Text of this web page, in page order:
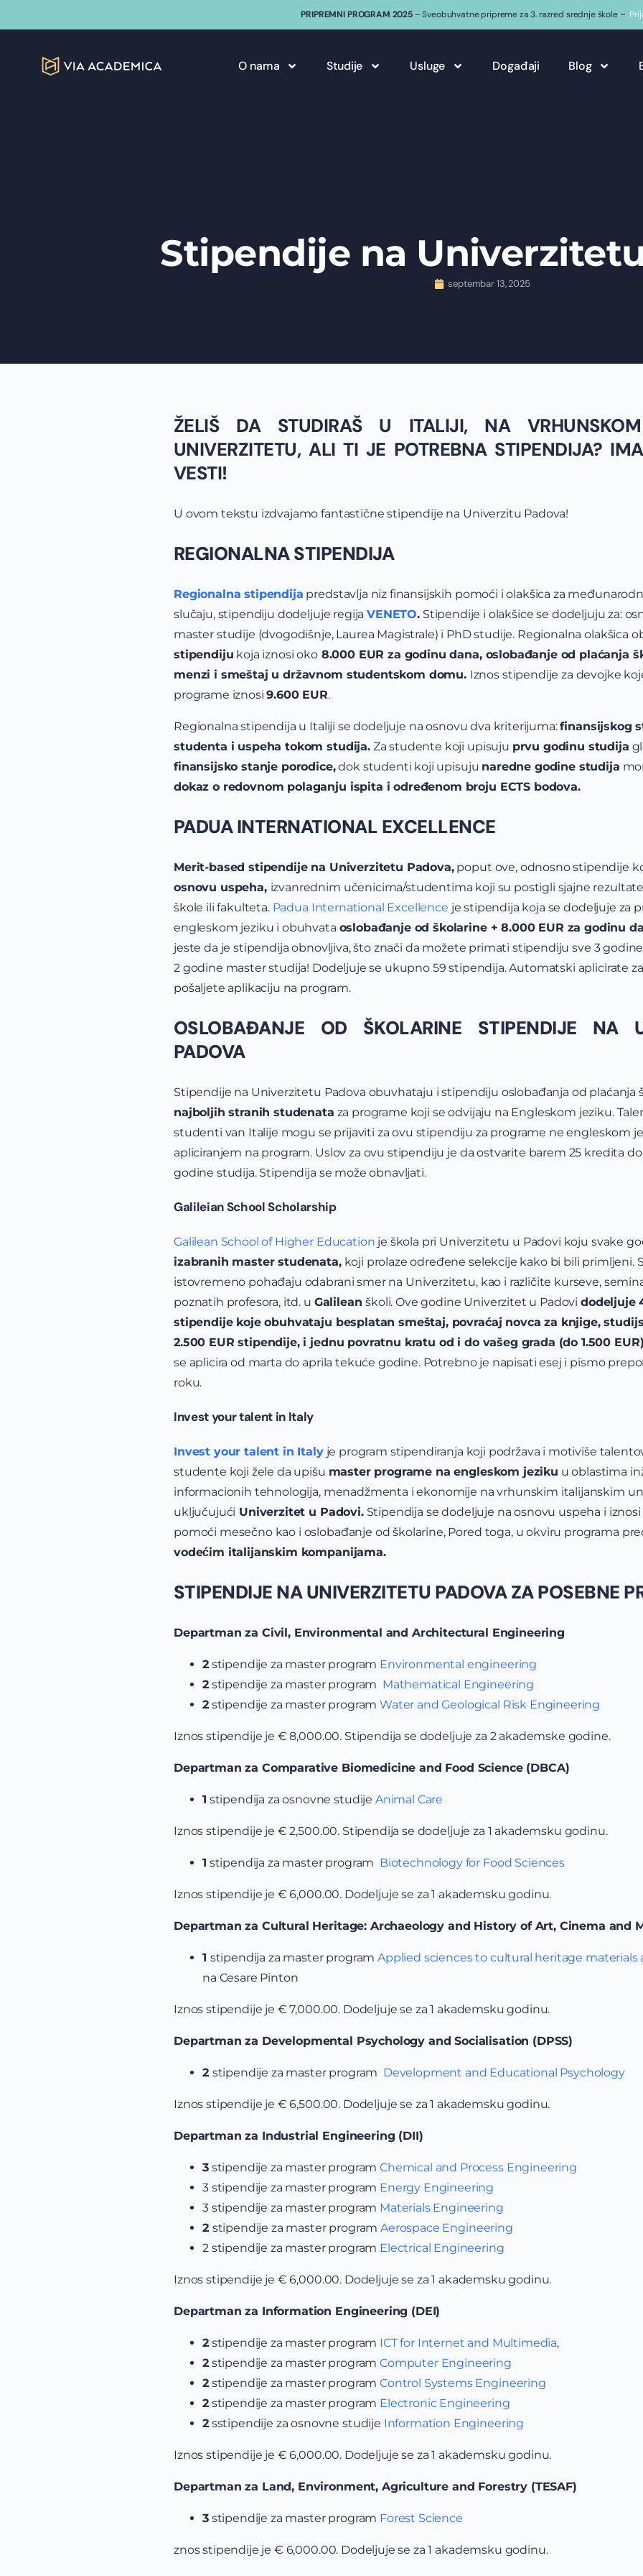
PRIPREMNI PROGRAM 2025– Sveobuhvatne pripreme za 3. razred srednje škole –
O nama Studije Usluge Događaji Blog
Stipendije na
septembar 13, 2025
ŽELIŠ DA STUDIRAŠ U ITALIJI, NA
UNIVERZITETU, ALI TI JE POTREBNA STIPENDIJA?
VESTI!
U ovom tekstu izdvajamo fantastične stipendije na Univerzitu Padova!
REGIONALNA STIPENDIJA
Regionalna stipendija predstavlja niz finansijskih pomoći i olakšica za
slučaju, stipendiju dodeljuje regijaVENETO.Stipendije i olakšice se dodeljuju za:
master studije (dvogodišnje, Laurea Magistrale) i PhD studije. Regionalna olakšica
stipendiju koja iznosi oko8.000 EUR za godinu dana, oslobađanje od plaćanja
menzi i smeštaj u državnom studentskom domu. Iznos stipendije za devojke
programe iznosi9.600 EUR.
Regionalna stipendija u Italiji se dodeljuje na osnovu dva kriterijuma:finansijskog
studenta i uspeha tokom studija.Za studente koji upisuju prvu godinu studija
finansijsko stanje porodice,dok studenti koji upisuju naredne godine studija
dokaz o redovnom polaganju ispita i određenom broju ECTS bodova.
PADUA INTERNATIONAL EXCELLENCE
Merit-based stipendije na Univerzitetu Padova,poput ove, odnosno stipendije
osnovu uspeha, izvanrednim učenicima/studentima koji su postigli sjajne
škole ili fakulteta. Padua International Excellence je stipendija koja se dodeljuje za
engleskom jeziku i obuhvata oslobađanje od školarine + 8.000 EUR za godinu
jeste da je stipendija obnovljiva, što znači da možete primati stipendiju sve 3
2 godine master studija! Dodeljuje se ukupno 59 stipendija. Automatski aplicirate
pošaljete aplikaciju na program.
OSLOBAĐANJE OD ŠKOLARINE STIPENDIJE NA
PADOVA
Stipendije na Univerzitetu Padova obuvhataju i stipendiju oslobađanja od plaćanja
najboljih stranih studenata za programe koji se odvijaju na Engleskom jeziku.
studenti van Italije mogu se prijaviti za ovu stipendiju za programe ne engleskom
apliciranjem na program. Uslov za ovu stipendiju je da ostvarite barem 25 kredita do
godine studija. Stipendija se može obnavljati.
Galileian School Scholarship
Galilean School of Higher Education je škola pri Univerzitetu u Padovi koju svake
izabranih master studenata,koji prolaze određene selekcije kako bi bili primljeni.
istovremeno pohađaju odabrani smer na Univerzitetu, kao i različite kurseve,
poznatih profesora, itd. u Galileanškoli. Ove godine Univerzitet u Padovidodeljuje
stipendije koje obuhvataju besplatan smeštaj, povraćaj novca za knjige,
2.500 EUR stipendije, i jednu povratnu kratu od i do vašeg grada (do 1.500
se aplicira od marta do aprila tekuće godine. Potrebno je napisati esej i pismo
roku.
Invest your talent in Italy
Invest your talent in Italyje program stipendiranja koji podržava i motiviše
studente koji žele da upišu master programe na engleskom jeziku u oblastima
informacionih tehnologija, menadžmenta i ekonomije na vrhunskim italijanskim
uključujući Univerzitet u Padovi.Stipendija se dodeljuje na osnovu uspeha i
pomoći mesečno kao i oslobađanje od školarine, Pored toga, u okviru programa
vodećim italijanskim kompanijama.
STIPENDIJE NA UNIVERZITETU PADOVA ZA POSEBNE
Departman za Civil, Environmental and Architectural Engineering
2stipendije za master program Environmental engineering
2stipendije za master program Mathematical Engineering
2stipendije za master programWater and Geological Risk Engineering
Iznos stipendije je € 8,000.00. Stipendija se dodeljuje za 2 akademske godine.
Departman za Comparative Biomedicine and Food Science (DBCA)
1 stipendija za osnovne studije Animal Care
Iznos stipendije je € 2,500.00. Stipendija se dodeljuje za 1 akademsku godinu.
1 stipendija za master program Biotechnology for Food Sciences
Iznos stipendije je € 6,000.00. Dodeljuje se za 1 akademsku godinu.
Departman za Cultural Heritage: Archaeology and History of Art, Cinema and
1 stipendija za master programApplied sciences to cultural heritage materials
na Cesare Pinton
Iznos stipendije je € 7,000.00. Dodeljuje se za 1 akademsku godinu.
Departman za Developmental Psychology and Socialisation (DPSS)
2 stipendije za master program Development and Educational Psychology
Iznos stipendije je € 6,500.00. Dodeljuje se za 1 akademsku godinu.
Departman za Industrial Engineering (DII)
3stipendije za master programChemical and Process Engineering
3 stipendije za master program Energy Engineering
3 stipendije za master program Materials Engineering
2 stipendije za master programAerospace Engineering
2 stipendije za master program Electrical Engineering
Iznos stipendije je € 6,000.00. Dodeljuje se za 1 akademsku godinu.
Departman za Information Engineering (DEI)
2stipendije za master program ICT for Internet and Multimedia,
2stipendije za master programComputer Engineering
2stipendije za master programControl Systems Engineering
2stipendije za master program Electronic Engineering
2sstipendije za osnovne studije Information Engineering
Iznos stipendije je € 6,000.00. Dodeljuje se za 1 akademsku godinu.
Departman za Land, Environment, Agriculture and Forestry (TESAF)
3stipendije za master program Forest Science
znos stipendije je € 6,000.00. Dodeljuje se za 1 akademsku godinu.